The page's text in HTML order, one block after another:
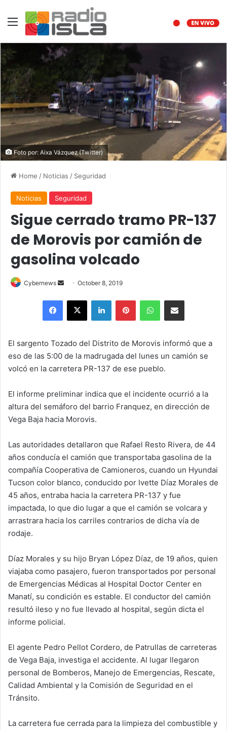
Menu
Foto por: Aixa Vázquez (Twitter)
Home / Noticias / Seguridad
Noticias Seguridad
Sigue cerrado tramo PR-137
de Morovis por camión de
gasolina volcado
Cybernews
Send
email
October 8, 2019
Facebook
X LinkedInPinterestWhatsAppShare via Email
El sargento Tozado del Distrito de Morovis informó que a
eso de las 5:00 de la madrugada del lunes un camión se
volcó en la carretera PR-137 de ese pueblo.
El informe preliminar indica que el incidente ocurrió a la
altura del semáforo del barrio Franquez, en dirección de
Vega Baja hacia Morovis.
Las autoridades detallaron que Rafael Resto Rivera, de 44
años conducía el camión que transportaba gasolina de la
compañía Cooperativa de Camioneros, cuando un Hyundai
Tucson color blanco, conducido por Ivette Díaz Morales de
45 años, entraba hacia la carretera PR-137 y fue
impactada, lo que dio lugar a que el camión se volcara y
arrastrara hacia los carriles contrarios de dicha vía de
rodaje.
Díaz Morales y su hijo Bryan López Díaz, de 19 años, quien
viajaba como pasajero, fueron transportados por personal
de Emergencias Médicas al Hospital Doctor Center en
Manatí, su condición es estable. El conductor del camión
resultó ileso y no fue llevado al hospital, según dicta el
informe policial.
El agente Pedro Pellot Cordero, de Patrullas de carreteras
de Vega Baja, investiga el accidente. Al lugar llegaron
personal de Bomberos, Manejo de Emergencias, Rescate,
Calidad Ambiental y la Comisión de Seguridad en el
Tránsito.
La carretera fue cerrada para la limpieza del combustible y